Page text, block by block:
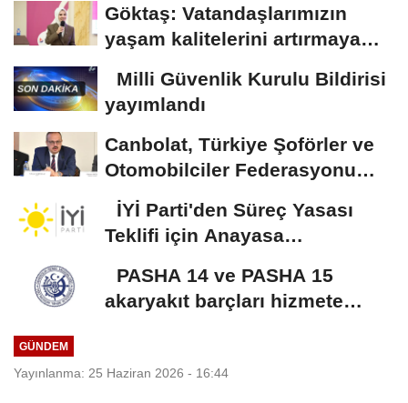
Göktaş: Vatandaşlarımızın
yaşam kalitelerini artırmaya
Milli Güvenlik Kurulu Bildirisi
yayımlandı
Canbolat, Türkiye Şoförler ve
Otomobilciler Federasyonu
Başkanı Yiğiner...
İYİ Parti'den Süreç Yasası
Teklifi için Anayasa
PASHA 14 ve PASHA 15
akaryakıt barçları hizmete
GÜNDEM
Yayınlanma: 25 Haziran 2026 - 16:44